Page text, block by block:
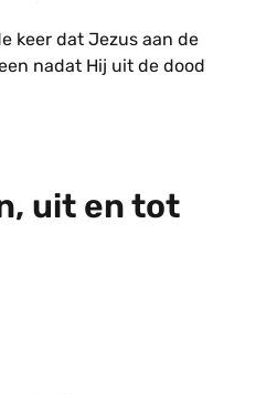
keer dat Jezus aan de
nadat Hij uit de dood
uit en tot